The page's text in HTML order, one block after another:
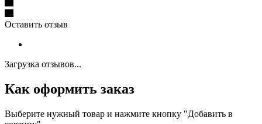
Оставить отзыв
Загрузка отзывов...
Как оформить заказ
Выберите нужный товар и нажмите кнопку "Добавить в